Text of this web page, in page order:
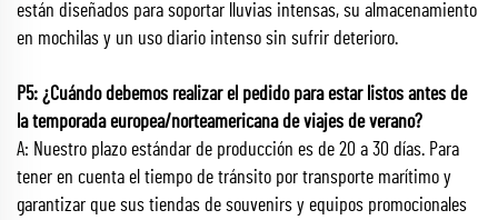
están diseñados para soportar lluvias intensas, su almacenamiento
en mochilas y un uso diario intenso sin sufrir deterioro.
P5: ¿Cuándo debemos realizar el pedido para estar listos antes de
la temporada europea/norteamericana de viajes de verano?
A: Nuestro plazo estándar de producción es de 20 a 30 días. Para
tener en cuenta el tiempo de tránsito por transporte marítimo y
garantizar que sus tiendas de souvenirs y equipos promocionales